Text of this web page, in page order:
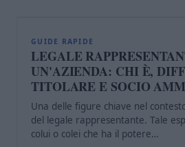
GUIDE RAPIDE
LEGALE
UN'AZIENDA: CHI È,
TITOLARE E SOCIO
Una delle figure chiave nel
del legale rappresentante. Tale
colui o colei che ha il potere…